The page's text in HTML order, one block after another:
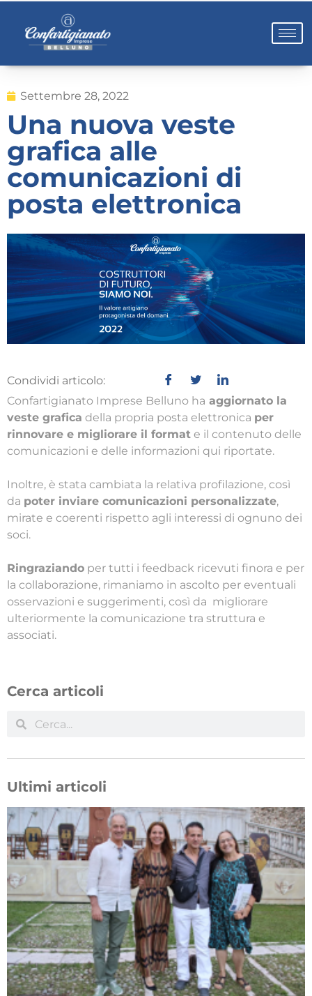
Settembre 28, 2022
Una nuova veste
grafica alle
comunicazioni di
posta elettronica
Condividi articolo:
Confartigianato Imprese Belluno ha aggiornato la
veste grafica della propria posta elettronica per
rinnovare e migliorare il format e il contenuto delle
comunicazioni e delle informazioni qui riportate.
Inoltre, è stata cambiata la relativa profilazione, così
da poter inviare comunicazioni personalizzate,
mirate e coerenti rispetto agli interessi di ognuno dei
soci.
Ringraziando per tutti i feedback ricevuti finora e per
la collaborazione, rimaniamo in ascolto per eventuali
osservazioni e suggerimenti, così da migliorare
ulteriormente la comunicazione tra struttura e
associati.
Cerca articoli
Ultimi articoli